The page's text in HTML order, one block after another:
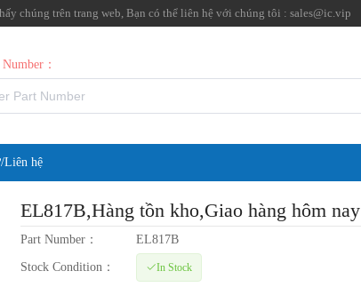
chúng trên trang web, Bạn có thể liên hệ với chúng tôi : sales@ic.vip
：
Liên hệ
EL817B,Hàng tồn kho,Giao hàng hôm nay
Part Number： EL817B
Stock Condition： In Stock